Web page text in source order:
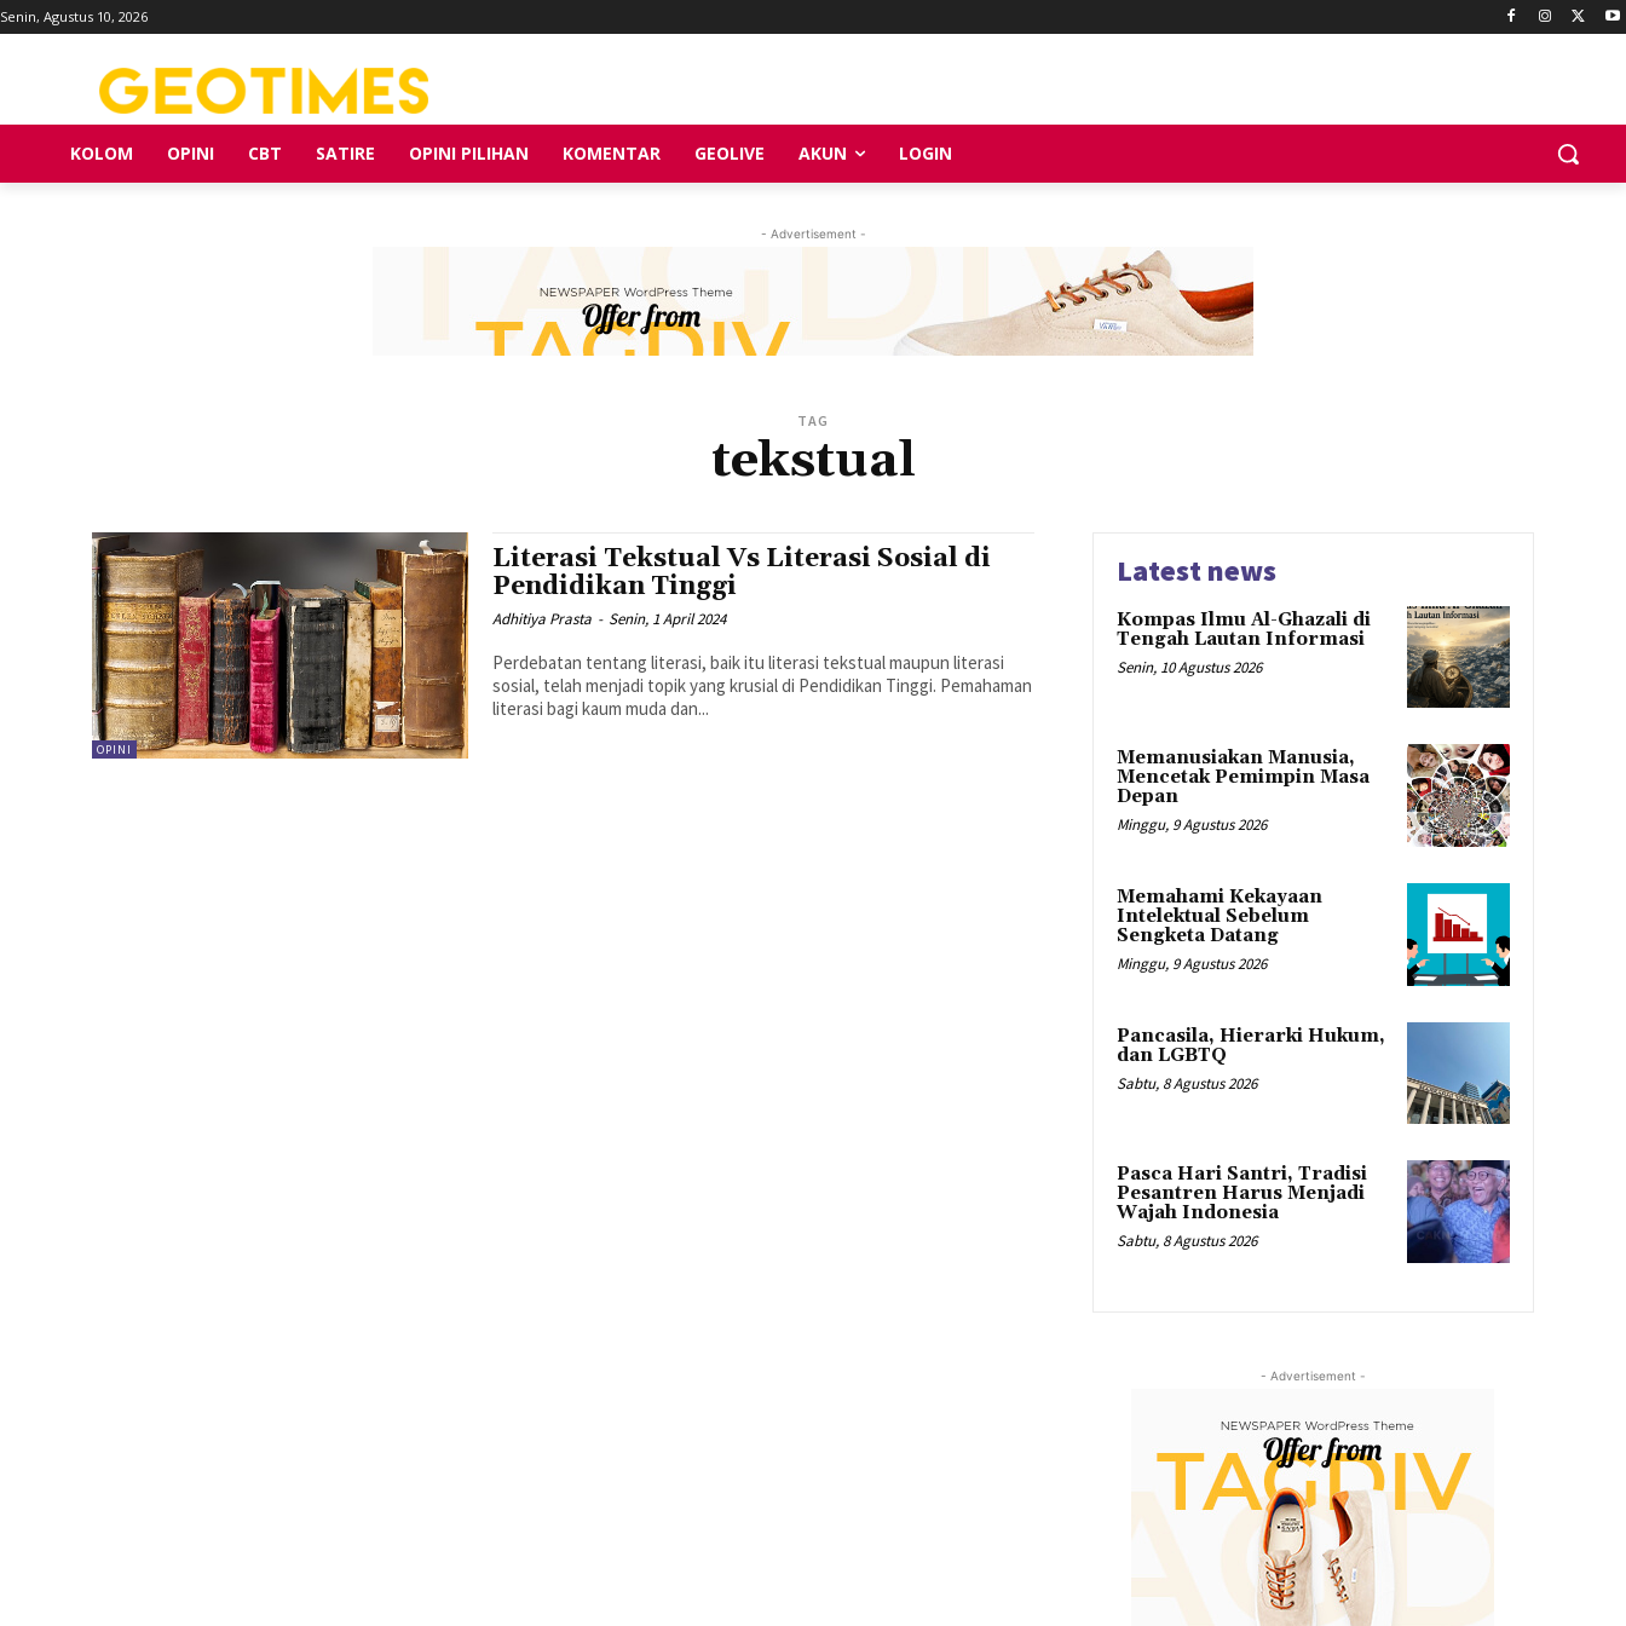
Senin, Agustus 10, 2026
KOLOM OPINI CBT SATIRE OPINI PILIHAN KOMENTAR GEOLIVE AKUN LOGIN
- Advertisement -
TAG
tekstual
OPINI
Literasi Tekstual Vs Literasi Sosial di
Pendidikan Tinggi
Adhitiya Prasta - Senin, 1 April 2024
Perdebatan tentang literasi, baik itu literasi tekstual maupun literasi
sosial, telah menjadi topik yang krusial di Pendidikan Tinggi. Pemahaman
literasi bagi kaum muda dan...
Latest news
Kompas Ilmu Al-Ghazali di
Tengah Lautan Informasi
Senin, 10 Agustus 2026
Memanusiakan Manusia,
Mencetak Pemimpin Masa
Depan
Minggu, 9 Agustus 2026
Memahami Kekayaan
Intelektual Sebelum
Sengketa Datang
Minggu, 9 Agustus 2026
Pancasila, Hierarki Hukum,
dan LGBTQ
Sabtu, 8 Agustus 2026
Pasca Hari Santri, Tradisi
Pesantren Harus Menjadi
Wajah Indonesia
Sabtu, 8 Agustus 2026
- Advertisement -